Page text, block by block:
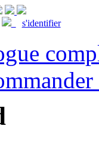
s'identifier